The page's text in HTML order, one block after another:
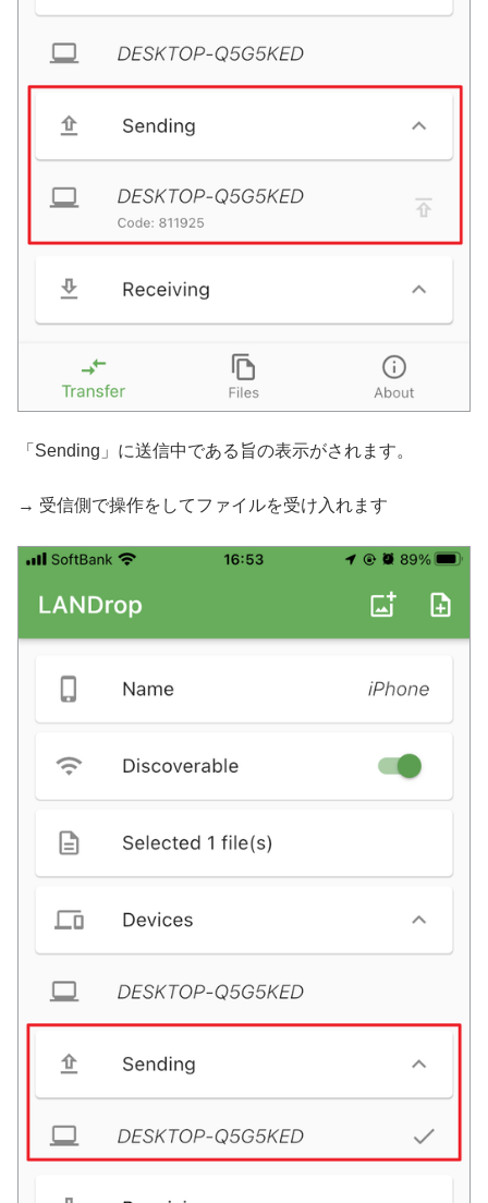
「Sending」に送信中である旨の表示がされます。
→ 受信側で操作をしてファイルを受け入れます